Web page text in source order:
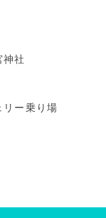
神社
リー乗り場